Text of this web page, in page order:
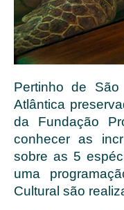
Pertinho de
Atlântica
da Fundação
conhecer as
sobre as 5
uma
Cultural são